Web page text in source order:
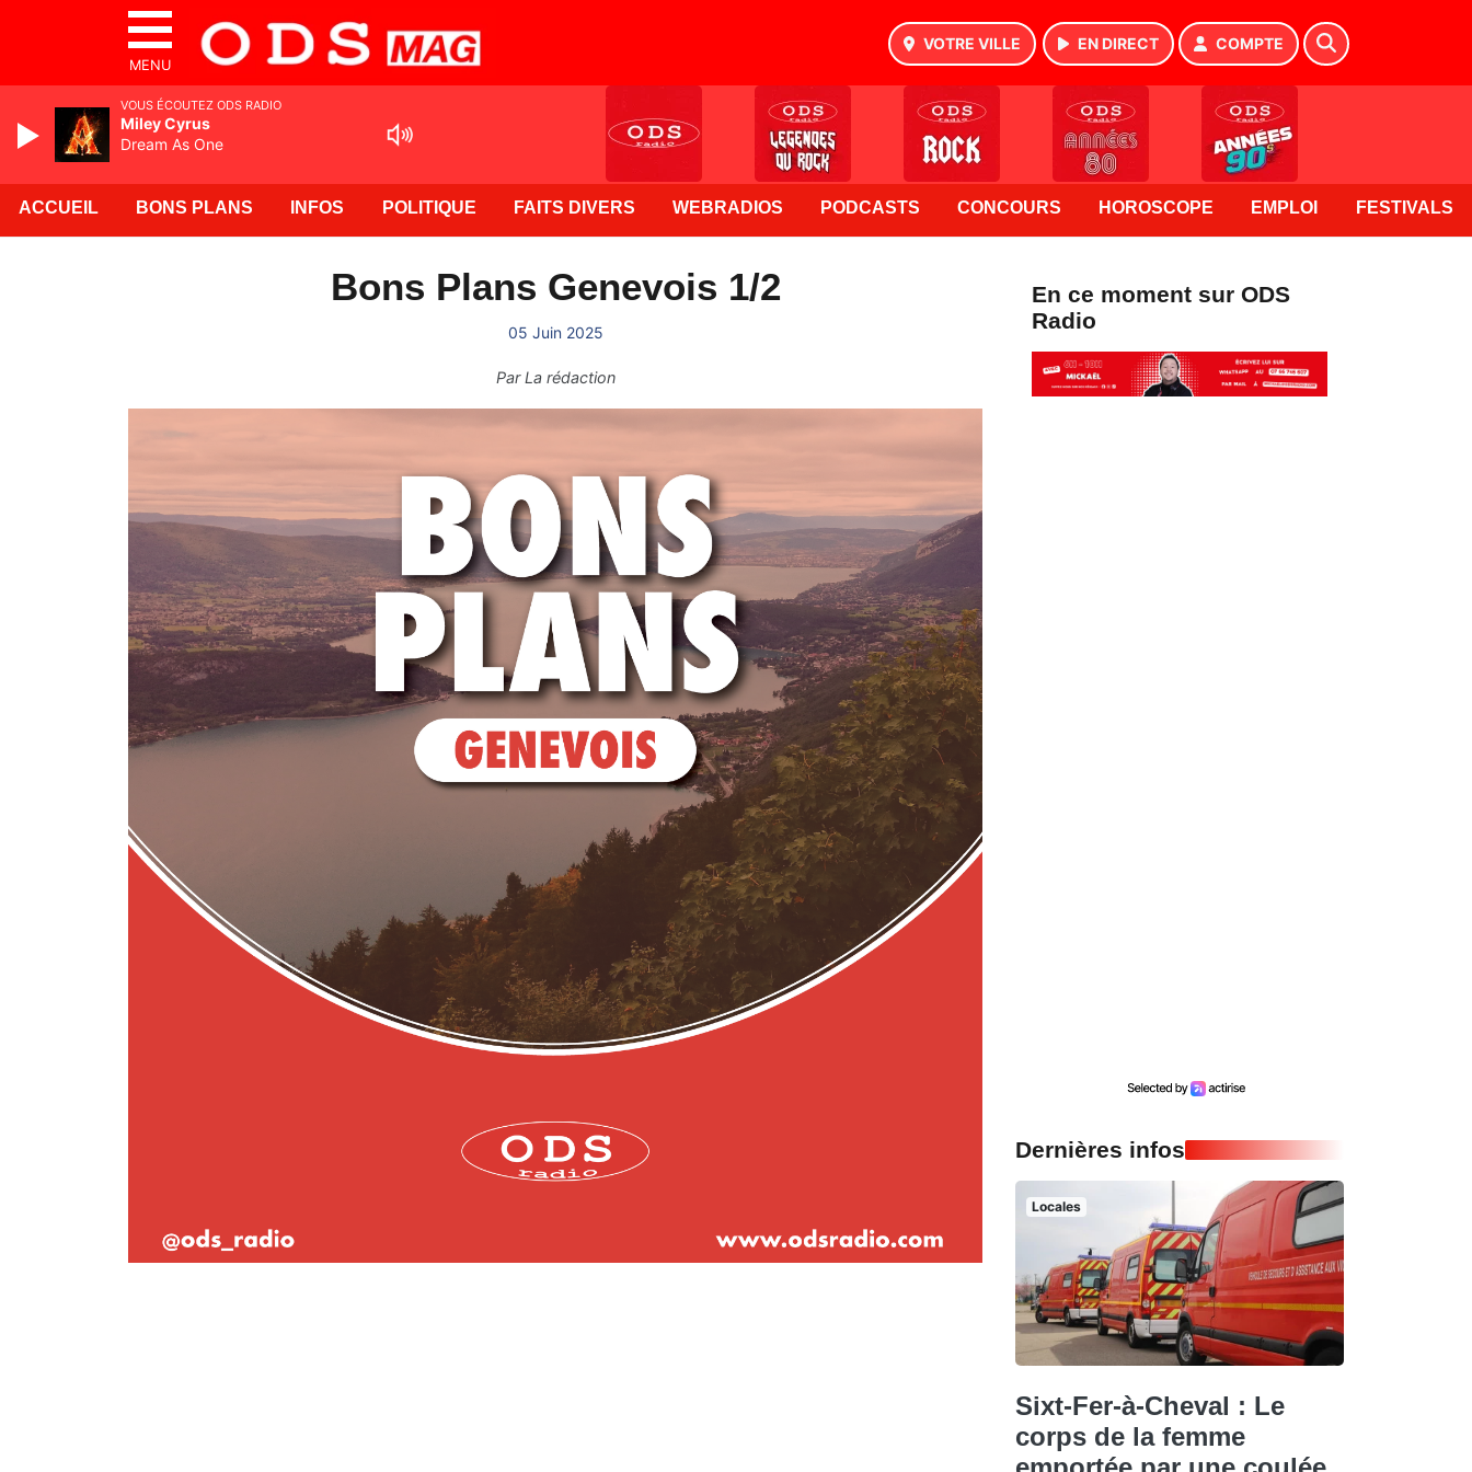
MENU
VOTRE VILLE EN DIRECT COMPTE
ACCUEIL BONS PLANS INFOS POLITIQUE FAITS DIVERS WEBRADIOS PODCASTS CONCOURS HOROSCOPE EMPLOI FESTIVALS
Bons Plans Genevois 1/2
05 Juin 2025
ParLa rédaction
En ce moment sur ODS
Radio
Dernières infos
Locales
Sixt-Fer-à-Cheval : Le
corps de la femme
VOUS ÉCOUTEZ ODS RADIO
Miley Cyrus
Dream As One